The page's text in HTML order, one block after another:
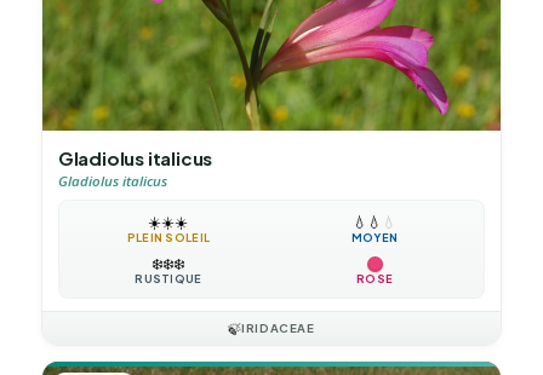
Gladiolus italicus
Gladiolus italicus
☀️☀️☀️
PLEIN SOLEIL
💧 💧 💧
MOYEN
❄️❄️❄️
RUSTIQUE ROSE
🍃IRIDACEAE